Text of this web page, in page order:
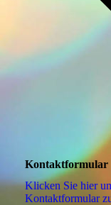
Kontaktformular
Klicken Sie hier
Kon­takt­for­mu­lar